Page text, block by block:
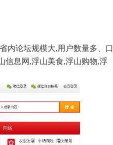
内论坛规模大,用户数量多、口
信息网,浮山美食,浮山购物,浮